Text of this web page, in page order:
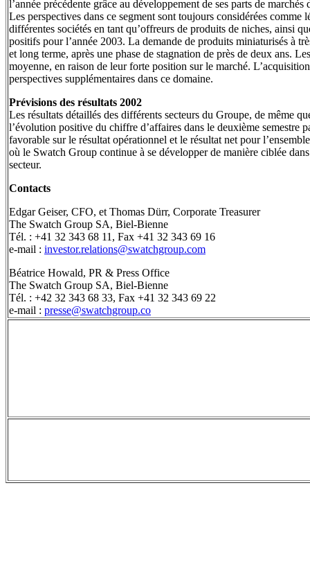
l’année précédente grâce au développement de ses parts de
Les perspectives dans ce segment sont toujours considérées
différentes sociétés en tant qu’offreurs de produits de niches, ainsi
positifs pour l’année 2003. La demande de produits miniaturisés à
et long terme, après une phase de stagnation de près de deux ans.
moyenne, en raison de leur forte position sur le marché.
perspectives supplémentaires dans ce domaine.
Prévisions des résultats 2002
Les résultats détaillés des différents secteurs du Groupe, de même
l’évolution positive du chiffre d’affaires dans le deuxième semestre
favorable sur le résultat opérationnel et le résultat net pour
où le Swatch Group continue à se développer de manière ciblée
secteur.
Contacts
Edgar Geiser, CFO, et Thomas Dürr, Corporate Treasurer
The Swatch Group SA, Biel-Bienne
Tél. : +41 32 343 68 11, Fax +41 32 343 69 16
e-mail : investor.relations@swatchgroup.com
Béatrice Howald, PR & Press Office
The Swatch Group SA, Biel-Bienne
Tél. : +42 32 343 68 33, Fax +41 32 343 69 22
e-mail : presse@swatchgroup.co